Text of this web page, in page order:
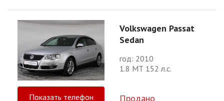
Volkswagen Passat
Sedan
год: 2010
1.8 МТ 152 л.с.
Показать телефон Продано